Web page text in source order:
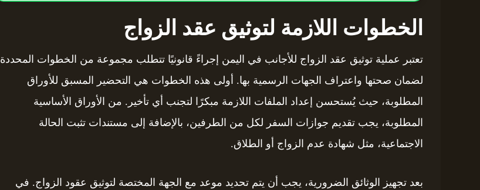
الخطوات اللازمة لتوثيق عقد الزواج
تعتبر عملية توثيق عقد الزواج للأجانب في اليمن إجراءً قانونيًا تتطلب مجموعة من الخطوات المحددة
لضمان صحتها واعتراف الجهات الرسمية بها. أولى هذه الخطوات هي التحضير المسبق للأوراق
المطلوبة، حيث يُستحسن إعداد الملفات اللازمة مبكرًا لتجنب أي تأخير. من الأوراق الأساسية
المطلوبة، يجب تقديم جوازات السفر لكل من الطرفين، بالإضافة إلى مستندات تثبت الحالة
الاجتماعية، مثل شهادة عدم الزواج أو الطلاق.
بعد تجهيز الوثائق الضرورية، يجب أن يتم تحديد موعد مع الجهة المختصة لتوثيق عقود الزواج. في